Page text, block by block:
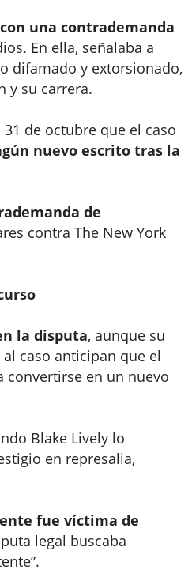
una contrademanda
En ella, señalaba a
difamado y extorsionado,
y su carrera.
de octubre que el caso
nuevo escrito tras la
de
contra The New York
la disputa, aunque su
caso anticipan que el
convertirse en un nuevo
Blake Lively lo
en represalia,
fue víctima de
legal buscaba